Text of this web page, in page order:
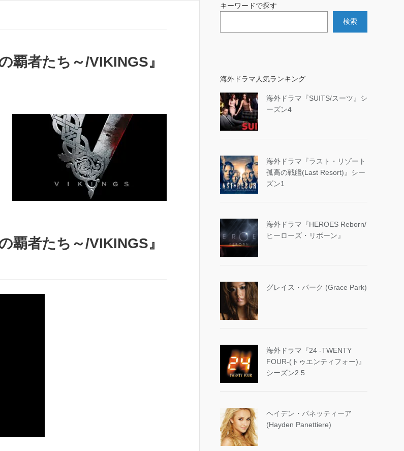
覇者たち～/VIKINGS』
覇者たち～/VIKINGS』
キーワードで探す
検索
海外ドラマ人気ランキング
海外ドラマ『SUITS/スーツ』シ
ーズン4
海外ドラマ『ラスト・リゾート
孤高の戦艦(Last Resort)』シー
ズン1
海外ドラマ『HEROES Reborn/
ヒーローズ・リボーン』
グレイス・パーク (Grace Park)
海外ドラマ『24 -TWENTY
FOUR-(トゥエンティフォー)』
シーズン2.5
ヘイデン・パネッティーア
(Hayden Panettiere)